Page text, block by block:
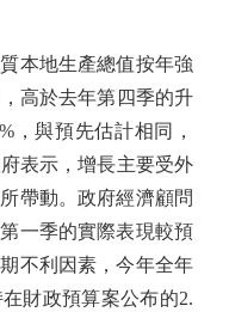
地生產總值按年強
高於去年第四季的升
，與預先估計相同，
表示，增長主要受外
帶動。政府經濟顧問
一季的實際表現較預
不利因素，今年全年
財政預算案公布的2.